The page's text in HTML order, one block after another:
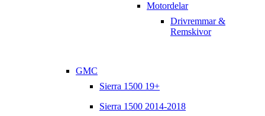
Motordelar
Drivremmar &
Remskivor
GMC
Sierra 1500 19+
Sierra 1500 2014-2018